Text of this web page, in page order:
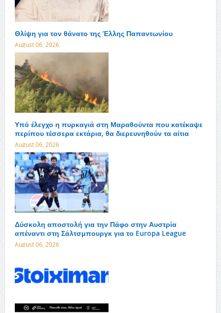
Θλίψη για τον θάνατο της Έλλης Παπαντωνίου
August 06, 2026
Υπό έλεγχο η πυρκαγιά στη Μαραθούντα που κατέκαψε
περίπου τέσσερα εκτάρια, θα διερευνηθούν τα αίτια
August 06, 2026
Δύσκολη αποστολή για την Πάφο στην Αυστρία
απέναντι στη Σάλτσμπουργκ για το Europa League
August 06, 2026